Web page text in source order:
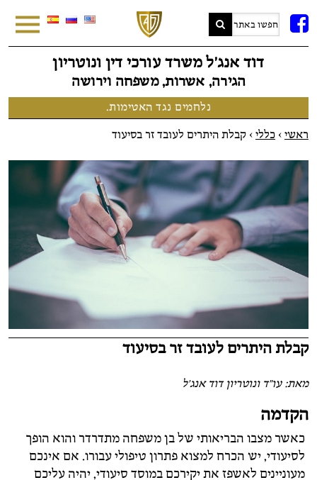
FB
דוד אנג׳ל משרד עורכי דין ונוטריון
הגירה, אשרות, משפחה וירושה
נלחמים נגד האטימות.
ראשי > כללי > קבלת היתרים לעובד זר בסיעוד
קבלת היתרים לעובד זר בסיעוד
מאת: עו"ד ונוטריון דוד אנג'ל
הקדמה
כאשר מצבו הבריאותי של בן משפחה מתדרדר והוא הופך
לסיעודי, יש הכרח למצוא פתרון טיפולי עבורו. אם אינכם
מעוניינים לאשפז את יקירכם במוסד סיעודי, יהיה עליכם